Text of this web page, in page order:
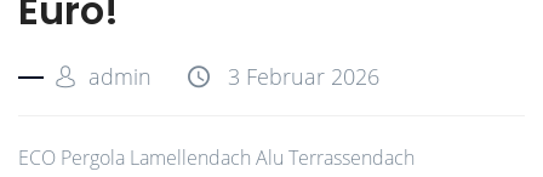
admin 3 Februar 2026
ECO Pergola Lamellendach Alu Terrassendach